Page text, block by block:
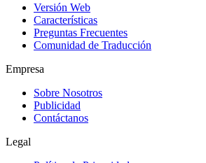
Versión Web
Características
Preguntas Frecuentes
Comunidad de Traducción
Empresa
Sobre Nosotros
Publicidad
Contáctanos
Legal